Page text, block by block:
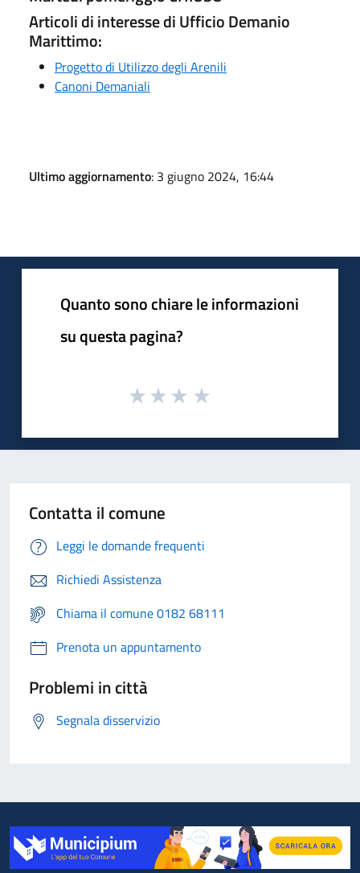
Articoli di interesse di Ufficio Demanio
Marittimo:
Progetto di Utilizzo degli Arenili
Canoni Demaniali
Ultimo aggiornamento: 3 giugno 2024, 16:44
Quanto sono chiare le informazioni
su questa pagina?
Contatta il comune
Leggi le domande frequenti
Richiedi Assistenza
Chiama il comune 0182 68111
Prenota un appuntamento
Problemi in città
Segnala disservizio